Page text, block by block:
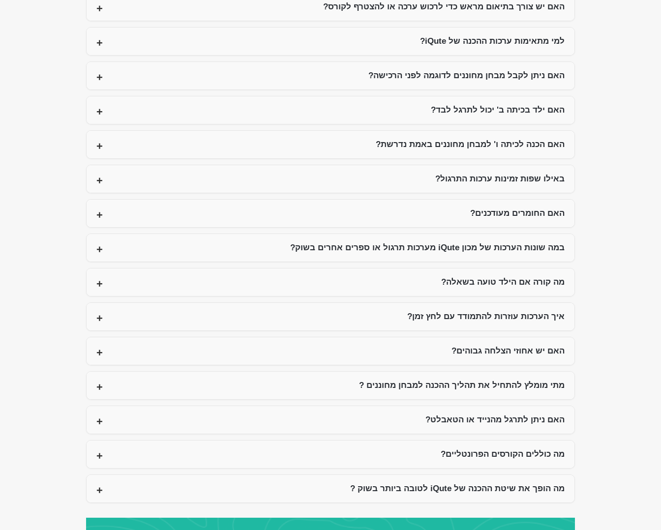
האם יש צורך בתיאום מראש כדי לרכוש ערכה או להצטרף לקורס?
למי מתאימות ערכות ההכנה של iQute?
האם ניתן לקבל מבחן מחוננים לדוגמה לפני הרכישה?
האם ילד בכיתה ב' יכול לתרגל לבד?
האם הכנה לכיתה ו' למבחן מחוננים באמת נדרשת?
באילו שפות זמינות ערכות התרגול?
האם החומרים מעודכנים?
במה שונות הערכות של מכון iQute מערכות תרגול או ספרים אחרים בשוק?
מה קורה אם הילד טועה בשאלה?
איך הערכות עוזרות להתמודד עם לחץ זמן?
האם יש אחוזי הצלחה גבוהים?
מתי מומלץ להתחיל את תהליך ההכנה למבחן מחוננים ?
האם ניתן לתרגל מהנייד או הטאבלט?
מה כוללים הקורסים הפרונטליים?
מה הופך את שיטת ההכנה של iQute לטובה ביותר בשוק ?